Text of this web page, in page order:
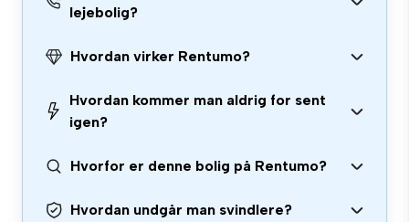
lejebolig?
Hvordan virker Rentumo?
Hvordan kommer man aldrig for sent
igen?
Hvorfor er denne bolig på Rentumo?
Hvordan undgår man svindlere?